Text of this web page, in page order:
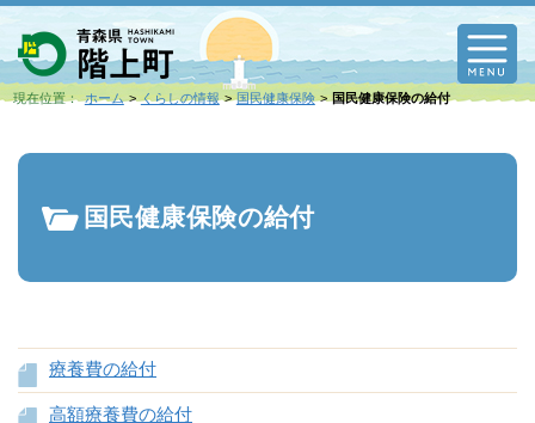
現在位置： ホーム くらしの情報 国民健康保険 国民健康保険の給付
国民健康保険の給付
療養費の給付
高額療養費の給付